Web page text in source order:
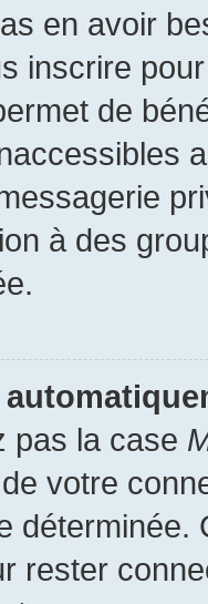
en avoir
inscrire
de
à des
pas la case
votre
déterminée.
rester